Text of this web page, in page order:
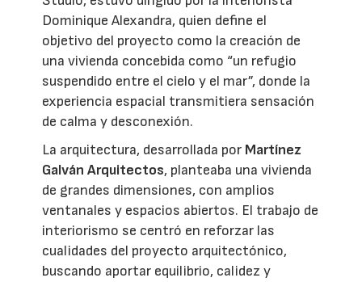
Dominique Alexandra, quien define el
objetivo del proyecto como la creación de
una vivienda concebida como “un refugio
suspendido entre el cielo y el mar”, donde la
experiencia espacial transmitiera sensación
de calma y desconexión.
La arquitectura, desarrollada por Martínez
Galván Arquitectos, planteaba una vivienda
de grandes dimensiones, con amplios
ventanales y espacios abiertos. El trabajo de
interiorismo se centró en reforzar las
cualidades del proyecto arquitectónico,
buscando aportar equilibrio, calidez y